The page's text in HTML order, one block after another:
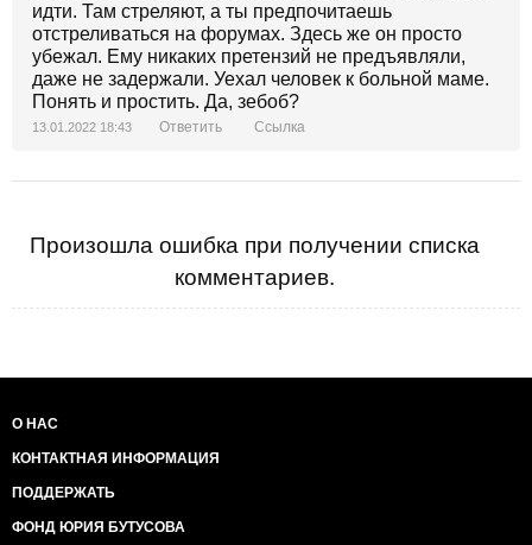
идти. Там стреляют, а ты предпочитаешь
отстреливаться на форумах. Здесь же он просто
убежал. Ему никаких претензий не предъявляли,
даже не задержали. Уехал человек к больной маме.
Понять и простить. Да, зебоб?
13.01.2022 18:43 Ответить Ссылка
Произошла ошибка при получении списка
комментариев.
О НАС
КОНТАКТНАЯ ИНФОРМАЦИЯ
ПОДДЕРЖАТЬ
ФОНД ЮРИЯ БУТУСОВА